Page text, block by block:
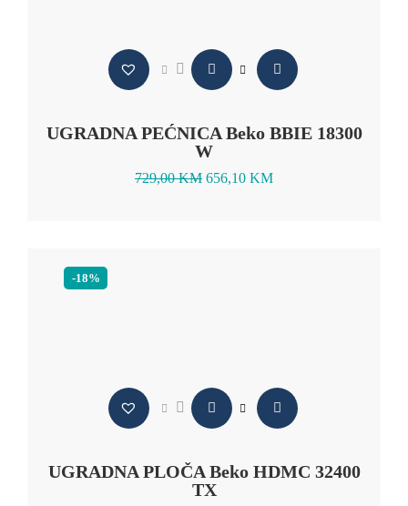
UGRADNA PEĆNICA Beko BBIE 18300
W
729,00KM 656,10 KM
-18%
UGRADNA PLOČA Beko HDMC 32400
TX